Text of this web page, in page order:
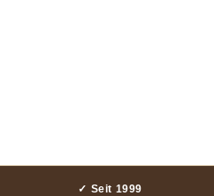
✓ Seit 1999